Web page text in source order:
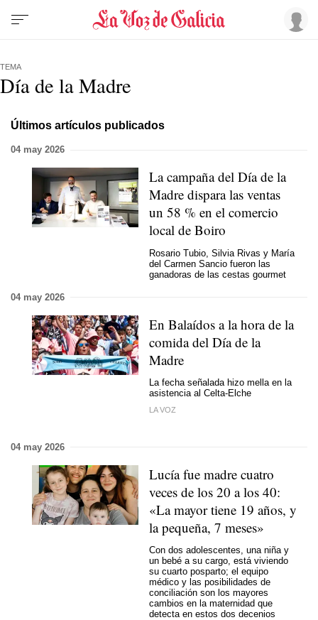
TEMA
Día de la Madre
Últimos artículos publicados
04 may 2026
La campaña del Día de la
Madre dispara las ventas
un 58 % en el comercio
local de Boiro
Rosario Tubio, Silvia Rivas y María
del Carmen Sancio fueron las
ganadoras de las cestas gourmet
04 may 2026
En Balaídos a la hora de la
comida del Día de la
Madre
La fecha señalada hizo mella en la
asistencia al Celta-Elche
LA VOZ
04 may 2026
Lucía fue madre cuatro
veces de los 20 a los 40:
«La mayor tiene 19 años, y
la pequeña, 7 meses»
Con dos adolescentes, una niña y
un bebé a su cargo, está viviendo
su cuarto posparto; el equipo
médico y las posibilidades de
conciliación son los mayores
cambios en la maternidad que
detecta en estos dos decenios